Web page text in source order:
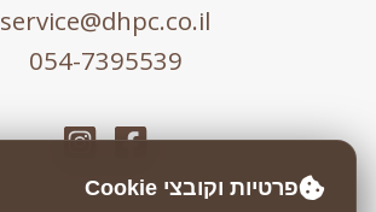
service@dhpc.co.il
054-7395539
פרטיות וקובצי Cookie